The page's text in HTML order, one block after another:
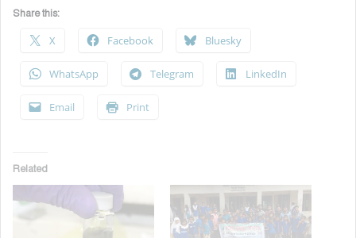
Share this:
X Facebook Bluesky
WhatsApp Telegram LinkedIn
Email Print
Related